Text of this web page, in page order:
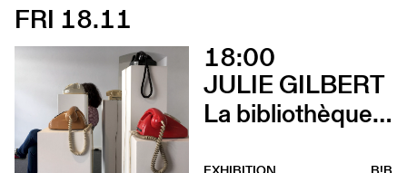
FRI 18.11
18:00
JULIE GILBERT
La bibliothèque sonore des femmes (Vernissage)